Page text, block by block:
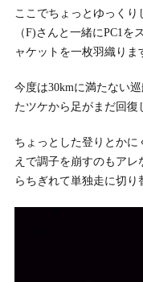
ここでちょっとゆっく
（F)さんと一緒にPC1
ャケットを一枚羽織りま
今度は30kmに満たない
たツケから足がまだ回復
ちょっとした登りとか
えで調子を崩すのもア
らちぎれて単独走に切り